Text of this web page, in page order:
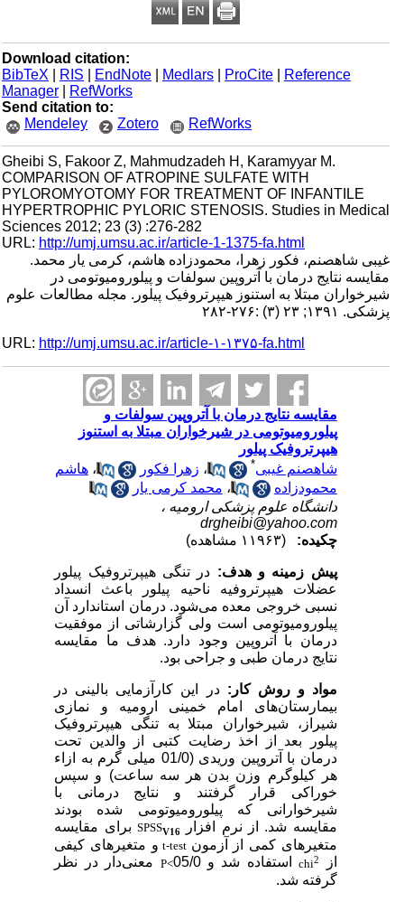
Download citation:
BibTeX
| RIS |EndNote |Medlars |ProCite |Reference
Manager
|RefWorks
Send citation to:
Mendeley
Zotero RefWorks
Gheibi S, Fakoor Z, Mahmudzadeh H, Karamyyar M.
COMPARISON OF ATROPINE SULFATE WITH
PYLOROMYOTOMY FOR TREATMENT OF INFANTILE
HYPERTROPHIC PYLORIC STENOSIS. Studies in Medical
Sciences 2012; 23 (3) :276-282
URL:http://umj.umsu.ac.ir/article-1-1375-fa.html
غیبی شاهصنم، فکور زهرا، محمودزاده هاشم، کرمی یار محمد.
مقایسه نتایج درمان با آتروپین سولفات و پیلورومیوتومی در
شیرخواران مبتلا به استنوز هیپرتروفیک پیلور. مجله مطالعات علوم
پزشکی. ۱۳۹۱; ۲۳ (۳) :۲۷۶-۲۸۲
URL:http://umj.umsu.ac.ir/article-۱-۱۳۷۵-fa.html
مقایسه نتایج درمان با آتروپین سولفات و
پیلورومیوتومی در شیرخواران مبتلا به استنوز
هیپرتروفیک پیلور
شاهصنم غیبی
،زهرا فکور ،هاشم
محمودزاده
،محمد کرمی یار
دانشگاه علوم پزشکی ارومیه ،
drgheibi@yahoo.com
چکیده:
پیش زمینه و هدف:در تنگی هیپرتروفیک پیلور
عضلات هیپرتروفیه ناحیه پیلور باعث انسداد
نسبی خروجی معده می‌شود. درمان استاندارد آن
پیلورومیوتومی است ولی گزارشاتی از موفقیت
درمان با آتروپین وجود دارد. هدف ما مقایسه
نتایج درمان طبی و جراحی بود.
مواد و روش کار:در این کارآزمایی بالینی در
بیمارستان‌های امام خمینی ارومیه و نمازی
شیراز، شیرخواران مبتلا به تنگی هیپرتروفیک
پیلور بعد از اخذ رضایت کتبی از والدین تحت
درمان با آتروپین وریدی (01/0 میلی گرم به ازاء
هر کیلوگرم وزن بدن هر سه ساعت) و سپس
خوراکی قرار گرفتند و نتایج درمانی با
شیرخوارانی که پیلورومیوتومی شده بودند
مقایسه شد. از نرم افزار
SPSSV16
برای مقایسه
متغیرهای کمی از آزمونt-testو متغیرهای کیفی
از
chi 2 استفاده شد و 05/0 P<معنی‌دار در نظر
گرفته شد.